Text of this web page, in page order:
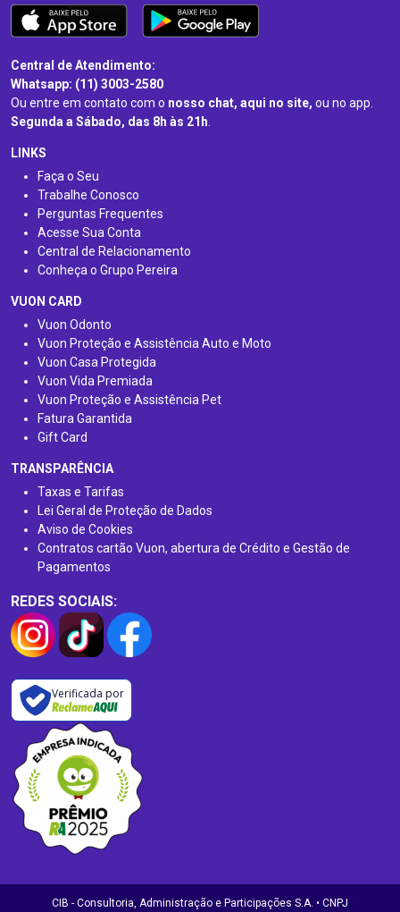
Central de Atendimento:
Whatsapp: (11) 3003-2580
Ou entre em contato com o nosso chat, aqui no site, ou no app.
Segunda a Sábado, das 8h às 21h.
LINKS
Faça o Seu
Trabalhe Conosco
Perguntas Frequentes
Acesse Sua Conta
Central de Relacionamento
Conheça o Grupo Pereira
VUON CARD
Vuon Odonto
Vuon Proteção e Assistência Auto e Moto
Vuon Casa Protegida
Vuon Vida Premiada
Vuon Proteção e Assistência Pet
Fatura Garantida
Gift Card
TRANSPARÊNCIA
Taxas e Tarifas
Lei Geral de Proteção de Dados
Aviso de Cookies
Contratos cartão Vuon, abertura de Crédito e Gestão de
Pagamentos
REDES SOCIAIS:
Verificada por
CIB - Consultoria, Administração e Participações S.A. • CNPJ